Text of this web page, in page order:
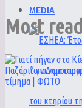
MEDIA
Most read